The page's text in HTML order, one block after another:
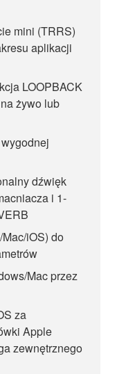
mini (TRRS)
aplikacji
LOOPBACK
żywo lub
dźwięk
i 1-
iOS) do
Mac przez
za
Apple
zewnętrznego